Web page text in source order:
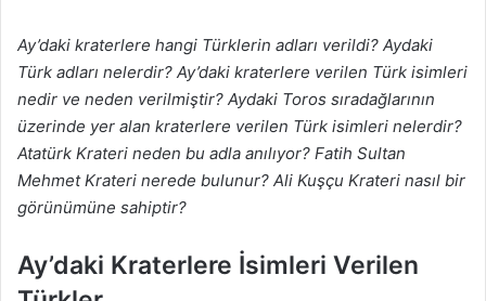
Ay’daki kraterlere hangi Türklerin adları verildi? Aydaki
Türk adları nelerdir? Ay’daki kraterlere verilen Türk isimleri
nedir ve neden verilmiştir?​ Aydaki Toros sıradağlarının
üzerinde yer alan kraterlere verilen Türk isimleri​ nelerdir?
Atatürk Krateri neden bu adla anılıyor? Fatih Sultan
Mehmet Krateri nerede bulunur? Ali Kuşçu Krateri nasıl bir
görünümüne sahiptir?
Ay’daki Kraterlere İsimleri Verilen